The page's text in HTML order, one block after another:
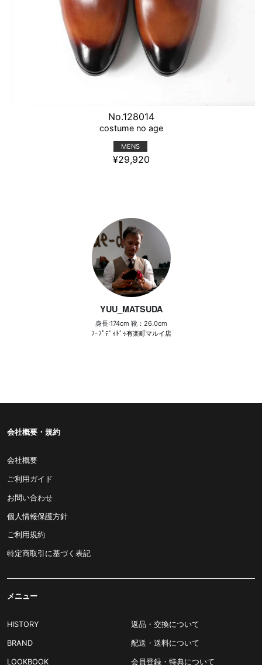
YUU_MATSUDA
身長:174cm 靴：26.0cm
ﾌｰﾌﾟﾃﾞｨﾄﾞｩ有楽町マルイ店
No.128014
costume no age
MENS
¥29,920
会社概要・規約
会社概要
ご利用ガイド
お問い合わせ
個人情報保護方針
ご利用規約
特定商取引に基づく表記
メニュー
HISTORY
BRAND
LOOKBOOK
返品・交換について
配送・送料について
会員登録・特典について